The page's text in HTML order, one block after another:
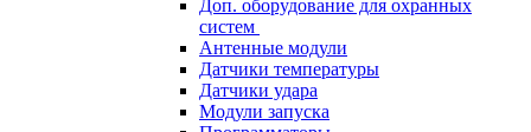
Доп. оборудование для охранных
систем
Антенные модули
Датчики температуры
Датчики удара
Модули запуска